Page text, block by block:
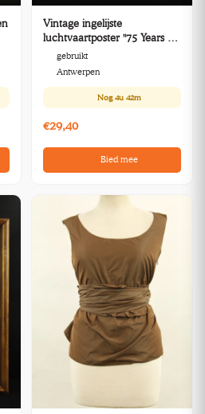
Vintage ingelijste
luchtvaartposter "75 Years of
Powered Flight" – Letizia
Pitigliani (1978)
gebruikt
Antwerpen
Nog4u 42m
€29,40
Bied mee